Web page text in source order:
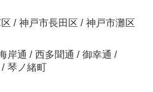
/ 神戸市長田区 / 神戸市灘区
岸通 / 西多聞通 / 御幸通 /
/ 琴ノ緒町